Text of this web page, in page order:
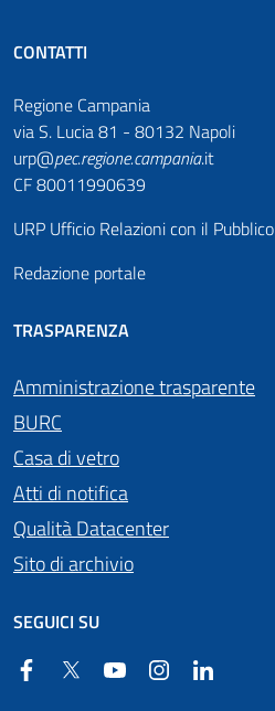
CONTATTI
Regione Campania
via S. Lucia 81 - 80132 Napoli
urp@pec.regione.campania.it
CF 80011990639
URP Ufficio Relazioni con il Pubblico
Redazione portale
TRASPARENZA
Amministrazione trasparente
BURC
Casa di vetro
Atti di notifica
Qualità Datacenter
Sito di archivio
SEGUICI SU
FacebookTwitter YouTube Instagram